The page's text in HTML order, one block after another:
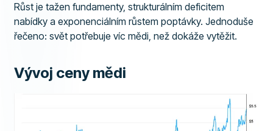
Růst je tažen fundamenty, strukturálním deficitem
nabídky a exponenciálním růstem poptávky. Jednoduše
řečeno: svět potřebuje víc mědi, než dokáže vytěžit.
Vývoj ceny mědi